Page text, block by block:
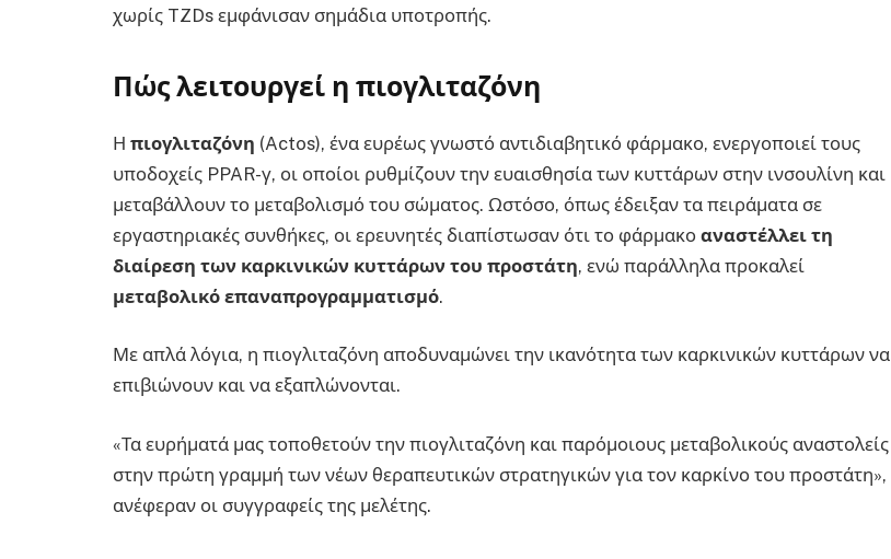
χωρίς TZDs εμφάνισαν σημάδια υποτροπής.
Πώς λειτουργεί η πιογλιταζόνη
Η πιογλιταζόνη (Actos), ένα ευρέως γνωστό αντιδιαβητικό φάρμακο, ενεργοποιεί τους
υποδοχείς PPAR-γ, οι οποίοι ρυθμίζουν την ευαισθησία των κυττάρων στην ινσουλίνη και
μεταβάλλουν το μεταβολισμό του σώματος. Ωστόσο, όπως έδειξαν τα πειράματα σε
εργαστηριακές συνθήκες, οι ερευνητές διαπίστωσαν ότι το φάρμακο αναστέλλει τη
διαίρεση των καρκινικών κυττάρων του προστάτη, ενώ παράλληλα προκαλεί
μεταβολικό επαναπρογραμματισμό.
Με απλά λόγια, η πιογλιταζόνη αποδυναμώνει την ικανότητα των καρκινικών κυττάρων να
επιβιώνουν και να εξαπλώνονται.
«Τα ευρήματά μας τοποθετούν την πιογλιταζόνη και παρόμοιους μεταβολικούς αναστολείς
στην πρώτη γραμμή των νέων θεραπευτικών στρατηγικών για τον καρκίνο του προστάτη»,
ανέφεραν οι συγγραφείς της μελέτης.